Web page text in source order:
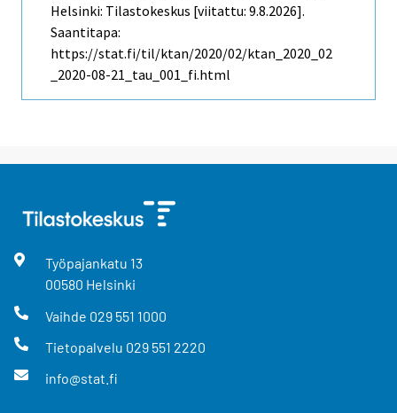
Helsinki: Tilastokeskus [viitattu: 9.8.2026].
Saantitapa:
https://stat.fi/til/ktan/2020/02/ktan_2020_02
_2020-08-21_tau_001_fi.html
Työpajankatu 13
00580 Helsinki
Vaihde 029 551 1000
Tietopalvelu 029 551 2220
info@stat.fi